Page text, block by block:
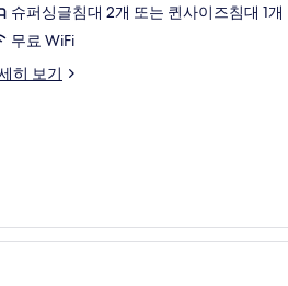
슈퍼싱글침대 2개 또는 퀸사이즈침대 1개
무료 WiFi
히 보기
오리/거위털 이불, 셀렉트 컴포트 침대, 미니바